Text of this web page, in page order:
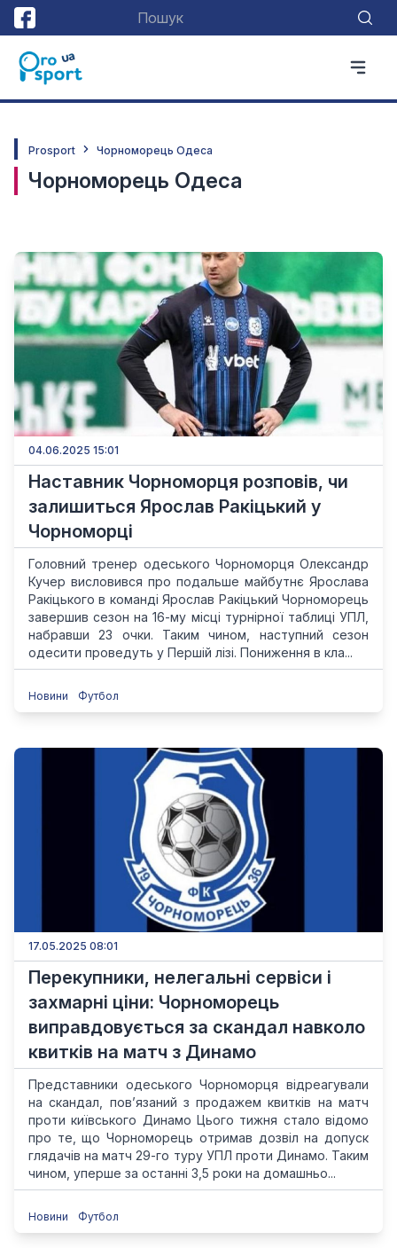
Prosport Чорноморець Одеса
Чорноморець Одеса
04.06.2025 15:01
Наставник Чорноморця розповів, чи
залишиться Ярослав Ракіцький у
Чорноморці
Головний тренер одеського Чорноморця Олександр
Кучер висловився про подальше майбутнє Ярослава
Ракіцького в команді Ярослав Ракіцький Чорноморець
завершив сезон на 16-му місці турнірної таблиці УПЛ,
набравши 23 очки. Таким чином, наступний сезон
одесити проведуть у Першій лізі. Пониження в кла...
Новини Футбол
17.05.2025 08:01
Перекупники, нелегальні сервіси і
захмарні ціни: Чорноморець
виправдовується за скандал навколо
квитків на матч з Динамо
Представники одеського Чорноморця відреагували
на скандал, пов’язаний з продажем квитків на матч
проти київського Динамо Цього тижня стало відомо
про те, що Чорноморець отримав дозвіл на допуск
глядачів на матч 29-го туру УПЛ проти Динамо. Таким
чином, уперше за останні 3,5 роки на домашньо...
Новини Футбол